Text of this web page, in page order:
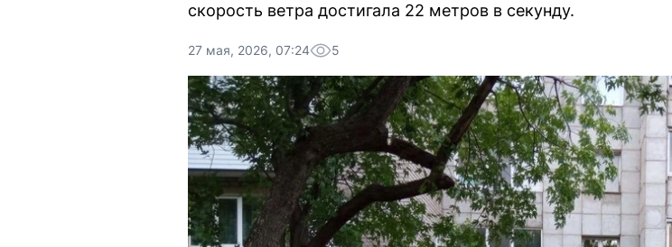
скорость ветра достигала 22 метров в секунду.
27 мая, 2026, 07:24 5